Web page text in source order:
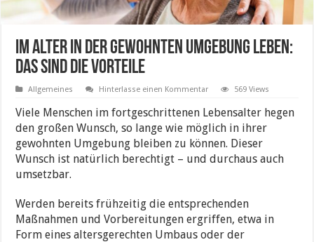
Im Alter in der gewohnten Umgebung leben:
Das sind die Vorteile
Allgemeines Hinterlasse einen Kommentar 569 Views
Viele Menschen im fortgeschrittenen Lebensalter hegen
den großen Wunsch, so lange wie möglich in ihrer
gewohnten Umgebung bleiben zu können. Dieser
Wunsch ist natürlich berechtigt – und durchaus auch
umsetzbar.
Werden bereits frühzeitig die entsprechenden
Maßnahmen und Vorbereitungen ergriffen, etwa in
Form eines altersgerechten Umbaus oder der